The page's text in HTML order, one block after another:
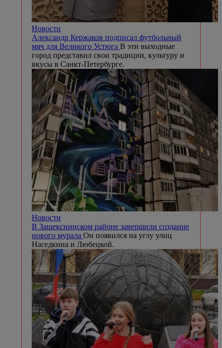
Новости
Александр Кержаков подписал футбольный
мяч для Великого Устюга В эти выходные
город представил свои традиции, культуру и
вкусы в Санкт-Петербурге.
Новости
В Зашекснинском районе завершили создание
нового мурала Он появился на углу улиц
Наседкина и Любецкой.